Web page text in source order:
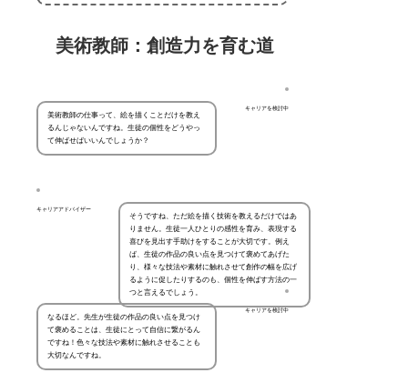
美術教師：創造力を育む道
キャリアを検討中
美術教師の仕事って、絵を描くことだけを教え
るんじゃないんですね。生徒の個性をどうやっ
て伸ばせばいいんでしょうか？
キャリアアドバイザー
そうですね、ただ絵を描く技術を教えるだけではあ
りません。生徒一人ひとりの感性を育み、表現する
喜びを見出す手助けをすることが大切です。例え
ば、生徒の作品の良い点を見つけて褒めてあげた
り、様々な技法や素材に触れさせて創作の幅を広げ
るように促したりするのも、個性を伸ばす方法の一
つと言えるでしょう。
キャリアを検討中
なるほど。先生が生徒の作品の良い点を見つけ
て褒めることは、生徒にとって自信に繋がるん
ですね！色々な技法や素材に触れさせることも
大切なんですね。